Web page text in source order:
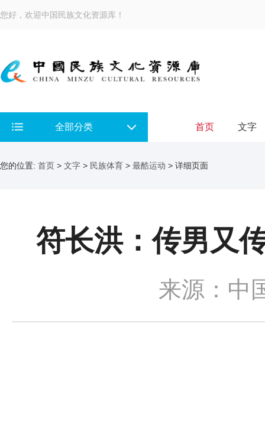
您好，欢迎中国民族文化资源库！
全部分类 首页 文字
您的位置: 首页 > 文字 > 民族体育 > 最酷运动 > 详细页面
符长洪：传男又
来源：中